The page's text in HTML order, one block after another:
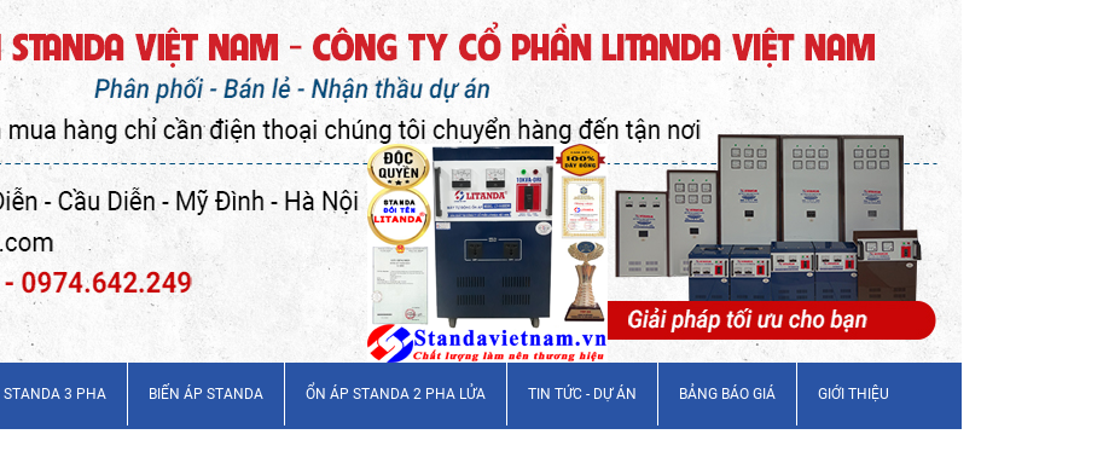
STANDA 3 PHA BIẾN ÁP STANDA ỔN ÁP STANDA 2 PHA LỬA TIN TỨC - DỰ ÁN BẢNG BÁO GIÁ GIỚI THIỆU